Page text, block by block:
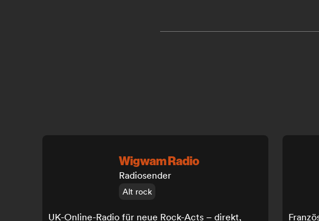
Wigwam Radio
Radiosender
Alt rock
UK-Online-Radio für neue Rock-Acts – direkt,